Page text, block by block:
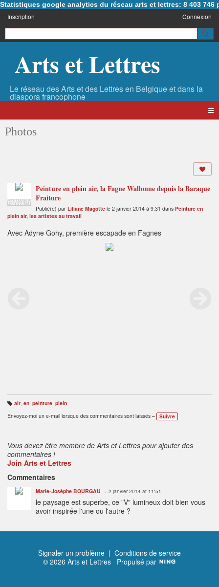
Statistiques google analytics du réseau arts et lettres: 8 403 746
Inscription Connexion
Arts et Lettres
Photos
ADMINISTRATEUR
PARTENARIATS
Peinture en plein air, la Fagne Wallonne depuis la Baraque
Fraiture
Publié(e) par Liliane Magotte le 2 janvier 2014 à 9:31 dans Peinture en
plein air, les artistes au travail
Avec Adyne Gohy, première escapade en Fagnes
B
ali
s
air, en, peinture, plein
Envoyez-moi un e-mail lorsque des commentaires sont laissés –
Suivre
Vous devez être membre de Arts et Lettres pour ajouter des
commentaires !
Join Arts et Lettres
Commentaires
Marie-Josèphe BOURGAU 2 janvier 2014 at 11:51
le paysage est superbe, ce "V" lumineux doit bien vous
avoir inspirée l'une ou l'autre ?
Signaler un problème | Conditions de service
© 2026 Arts et Lettres Propulsé par